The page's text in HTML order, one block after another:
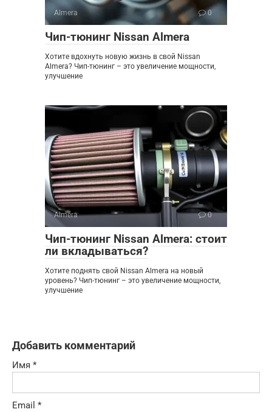
Almera 0
Чип-тюнинг Nissan Almera
Хотите вдохнуть новую жизнь в свой Nissan
Almera? Чип-тюнинг – это увеличение мощности,
улучшение
Almera 0
Чип-тюнинг Nissan Almera: стоит
ли вкладываться?
Хотите поднять свой Nissan Almera на новый
уровень? Чип-тюнинг – это увеличение мощности,
улучшение
Добавить комментарий
Имя *
Email *